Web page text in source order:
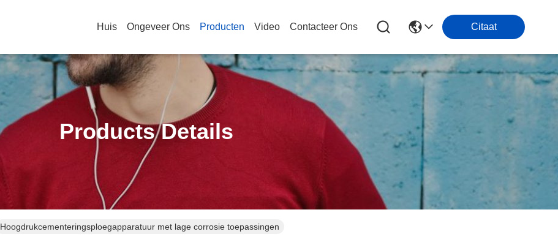
Huis Ongeveer Ons Producten Video Contacteer Ons Citaat
Products Details
Hoogdrukcementeringsploegapparatuur met lage corrosie toepassingen